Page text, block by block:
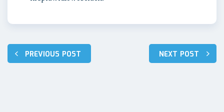
Nawigacja
wpisu
PREVIOUS POST NEXT POST